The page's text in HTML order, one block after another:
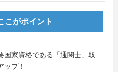
こがポイント
国家資格である「通関士」取
ップ！